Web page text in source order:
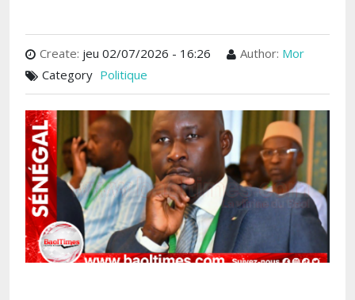
Create: jeu 02/07/2026 - 16:26 Author: Mor
Category Politique